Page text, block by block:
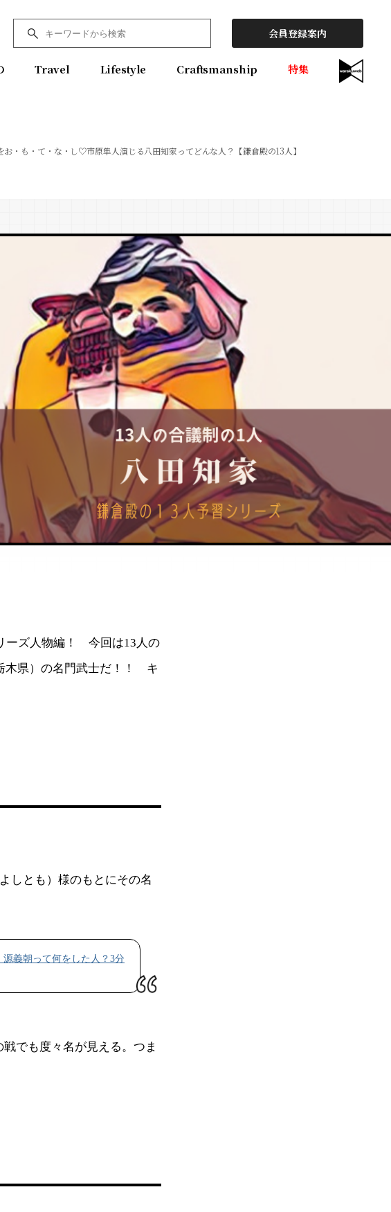
会員登録案内
Travel Lifestyle Craftsmanship 特集
お・も・て・な・し♡市原隼人演じる八田知家ってどんな人？【鎌倉殿の13人】
ーズ人物編！ 今回は13人の
木県）の名門武士だ！！ キ
しとも）様のもとにその名
源義朝って何をした人？3分
でも度々名が見える。つま